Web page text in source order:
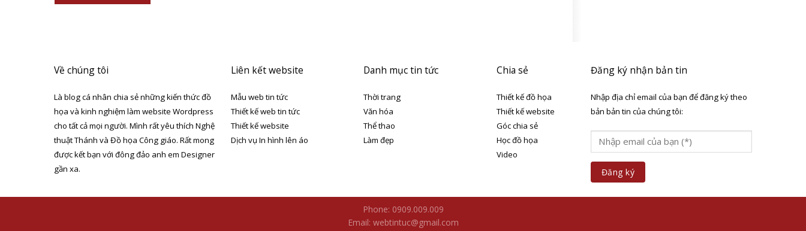
Về chúng tôi
Là blog cá nhân chia sẻ những kiến thức đồ
họa và kinh nghiệm làm website Wordpress
cho tất cả mọi người. Mình rất yêu thích Nghệ
thuật Thánh và Đồ họa Công giáo. Rất mong
được kết bạn với đông đảo anh em Designer
gần xa.
Liên kết website
Mẫu web tin tức
Thiết kế web tin tức
Thiết kế website
Dịch vụ In hình lên áo
Danh mục tin tức
Thời trang
Văn hóa
Thể thao
Làm đẹp
Chia sẻ
Thiết kế đồ họa
Thiết kế website
Góc chia sẻ
Học đồ họa
Video
Đăng ký nhận bản tin
Nhập địa chỉ email của bạn để đăng ký theo
bản bản tin của chúng tôi:
Phone: 0909.009.009
Email: webtintuc@gmail.com